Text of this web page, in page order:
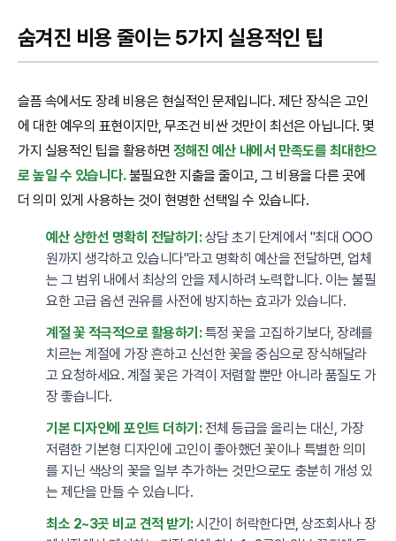
숨겨진 비용 줄이는 5가지 실용적인 팁
슬픔 속에서도 장례 비용은 현실적인 문제입니다. 제단 장식은 고인
에 대한 예우의 표현이지만, 무조건 비싼 것만이 최선은 아닙니다. 몇
가지 실용적인 팁을 활용하면정해진 예산 내에서 만족도를 최대한으
로 높일 수 있습니다.불필요한 지출을 줄이고, 그 비용을 다른 곳에
더 의미 있게 사용하는 것이 현명한 선택일 수 있습니다.
예산 상한선 명확히 전달하기:상담 초기 단계에서 "최대 OOO
원까지 생각하고 있습니다"라고 명확히 예산을 전달하면, 업체
는 그 범위 내에서 최상의 안을 제시하려 노력합니다. 이는 불필
요한 고급 옵션 권유를 사전에 방지하는 효과가 있습니다.
계절 꽃 적극적으로 활용하기:특정 꽃을 고집하기보다, 장례를
치르는 계절에 가장 흔하고 신선한 꽃을 중심으로 장식해달라
고 요청하세요. 계절 꽃은 가격이 저렴할 뿐만 아니라 품질도 가
장 좋습니다.
기본 디자인에 포인트 더하기:전체 등급을 올리는 대신, 가장
저렴한 기본형 디자인에 고인이 좋아했던 꽃이나 특별한 의미
를 지닌 색상의 꽃을 일부 추가하는 것만으로도 충분히 개성 있
는 제단을 만들 수 있습니다.
최소 2~3곳 비교 견적 받기:시간이 허락한다면, 상조회사나 장